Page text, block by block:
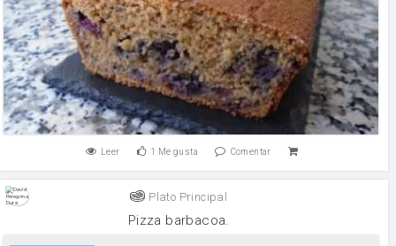
Leer 1 Me gusta Comentar
Plato Principal
Pizza barbacoa.